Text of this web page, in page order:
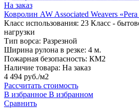
На заказ
Ковролин AW Associated Weavers «Pera
Класс использования: 23 Класс -
нагрузки
Тип ворса: Разрезной
Ширина рулона в резке: 4 м.
Пожарная безопасность: КМ2
Наличие товара: На заказ
4 494 руб./м2
Рассчитать стоимость
В избранное В избранном
Сравнить